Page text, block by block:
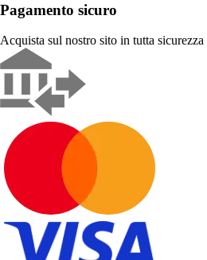
Pagamento sicuro
Acquista sul nostro sito in tutta sicurezza